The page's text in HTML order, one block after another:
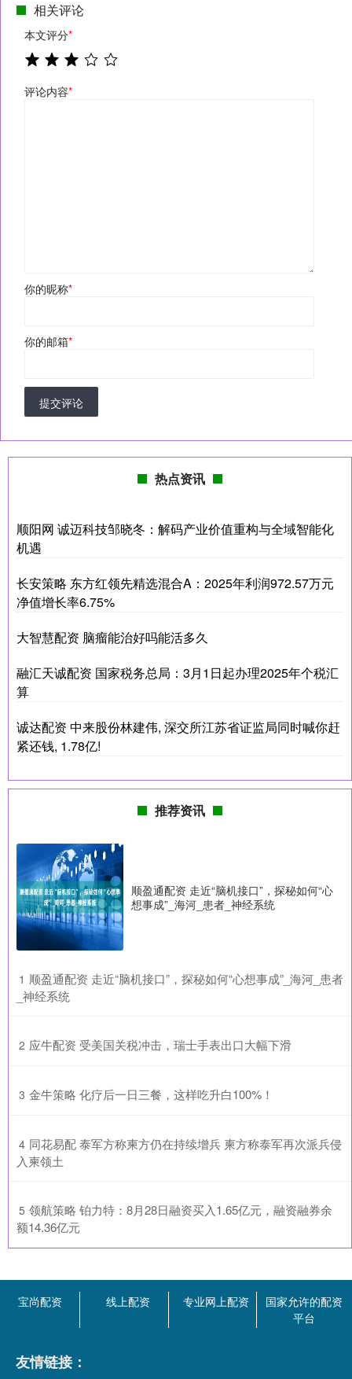
相关评论
本文评分*
评论内容*
你的昵称*
你的邮箱*
提交评论
热点资讯
顺阳网 诚迈科技邹晓冬：解码产业价值重构与全域智能化
机遇
长安策略 东方红领先精选混合A：2025年利润972.57万元
净值增长率6.75%
大智慧配资 脑瘤能治好吗能活多久
融汇天诚配资 国家税务总局：3月1日起办理2025年个税汇
算
诚达配资 中来股份林建伟, 深交所江苏省证监局同时喊你赶
紧还钱, 1.78亿!
推荐资讯
顺盈通配资 走近“脑机接口”，探秘如何“心
想事成”_海河_患者_神经系统
1 ​顺盈通配资 走近“脑机接口”，探秘如何“心想事成”_海河_患者
_神经系统
2 ​应牛配资 受美国关税冲击，瑞士手表出口大幅下滑
3 ​金牛策略 化疗后一日三餐，这样吃升白100%！
4 ​同花易配 泰军方称柬方仍在持续增兵 柬方称泰军再次派兵侵
入柬领土
5 ​领航策略 铂力特：8月28日融资买入1.65亿元，融资融券余
额14.36亿元
宝尚配资 线上配资 专业网上配资
国家允许的配资
平台
友情链接：